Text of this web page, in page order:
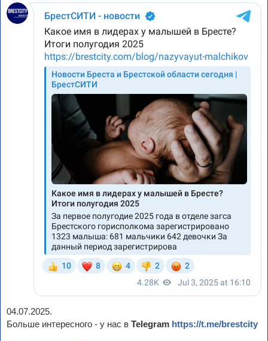
04.07.2025.
Больше интересного - у нас в Telegram https://t.me/brestcity